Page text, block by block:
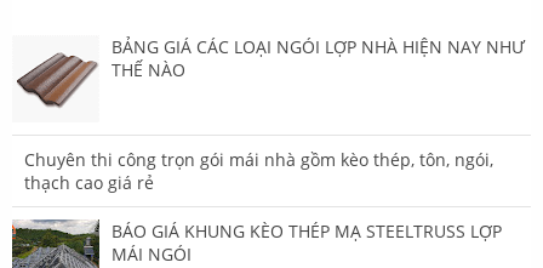
BẢNG GIÁ CÁC LOẠI NGÓI LỢP NHÀ HIỆN NAY NHƯ
THẾ NÀO
Chuyên thi công trọn gói mái nhà gồm kèo thép, tôn, ngói,
thạch cao giá rẻ
BÁO GIÁ KHUNG KÈO THÉP MẠ STEELTRUSS LỢP
MÁI NGÓI